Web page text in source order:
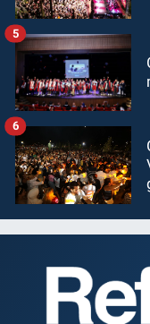
5
6